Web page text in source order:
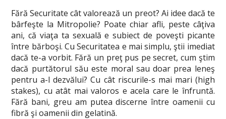
Fără Securitate cât valorează un preot? Ai idee dacă te
bârfeşte la Mitropolie? Poate chiar afli, peste câţiva
ani, că viaţa ta sexuală e subiect de poveşti picante
între bărboşi. Cu Securitatea e mai simplu, ştii imediat
dacă te-a vorbit. Fără un preţ pus pe secret, cum ştim
dacă purtătorul său este moral sau doar prea leneş
pentru a-l dezvălui? Cu cât riscurile-s mai mari (high
stakes), cu atât mai valoros e acela care le înfruntă.
Fără bani, greu am putea discerne între oamenii cu
fibră şi oamenii din gelatină.